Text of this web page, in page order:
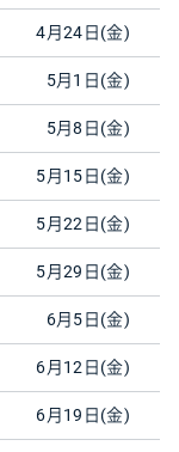
4月24日(金)
5月1日(金)
5月8日(金)
5月15日(金)
5月22日(金)
5月29日(金)
6月5日(金)
6月12日(金)
6月19日(金)